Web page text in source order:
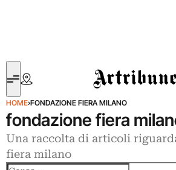
Artribune
HOME›FONDAZIONE FIERA MILANO
fondazione fiera
Una raccolta di articoli
fiera milano